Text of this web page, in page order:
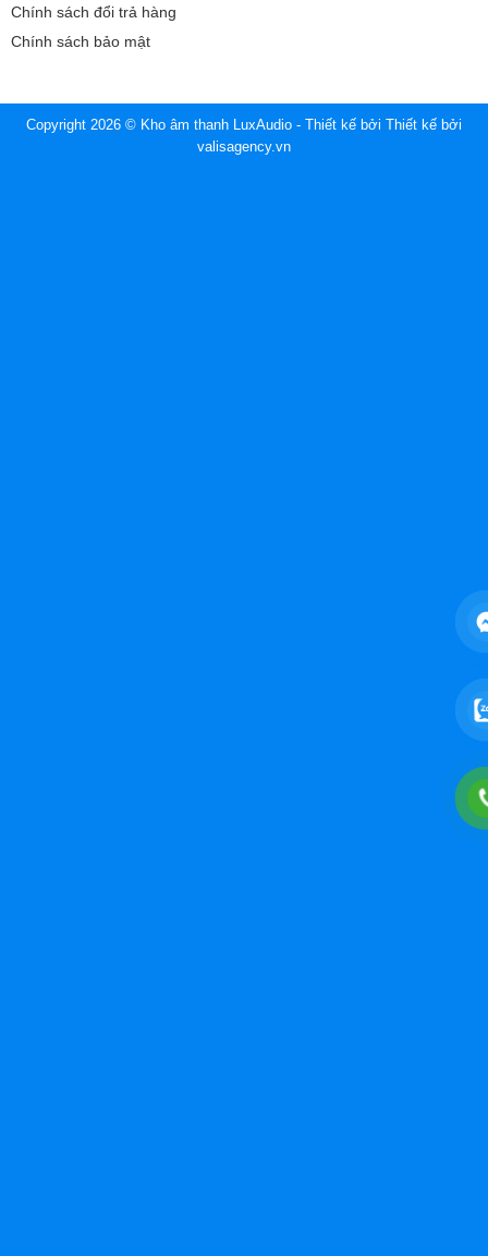
Chính sách đổi trả hàng
Chính sách bảo mật
Copyright 2026 © Kho âm thanh LuxAudio - Thiết kế bởi Thiết kế bởi
valisagency.vn